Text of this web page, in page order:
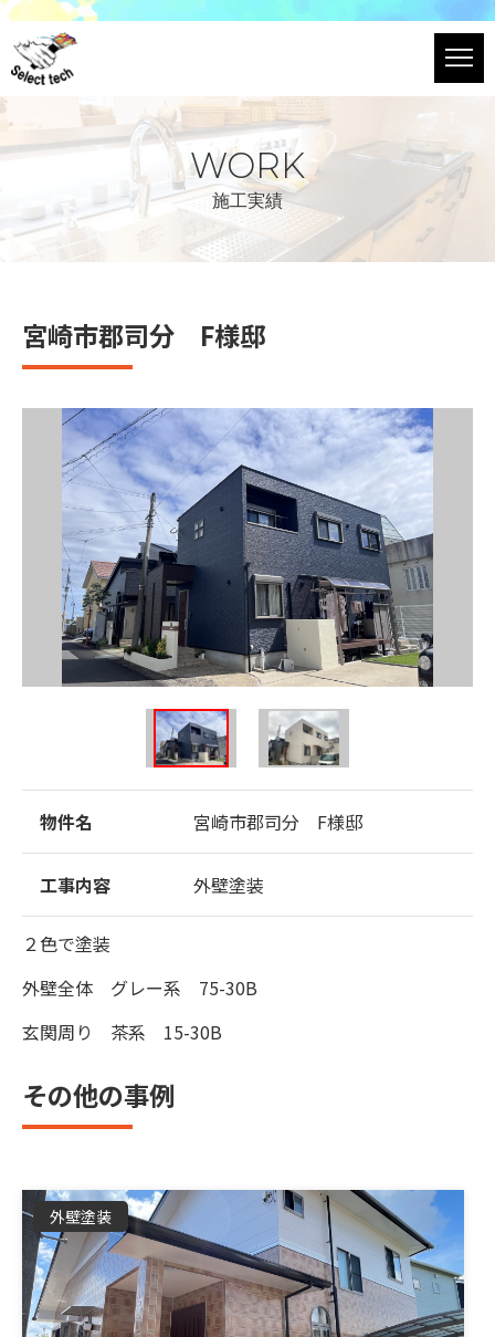
WORK
施工実績
宮崎市郡司分 F様邸
物件名 宮崎市郡司分 F様邸
工事内容 外壁塗装
２色で塗装
外壁全体 グレー系 75-30B
玄関周り 茶系 15-30B
その他の事例
外壁塗装